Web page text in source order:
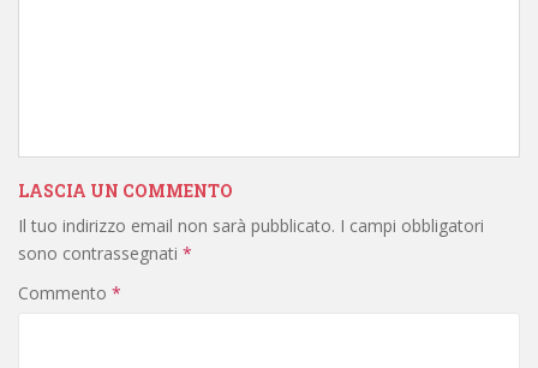
LASCIA UN COMMENTO
Il tuo indirizzo email non sarà pubblicato. I campi obbligatori
sono contrassegnati *
Commento *